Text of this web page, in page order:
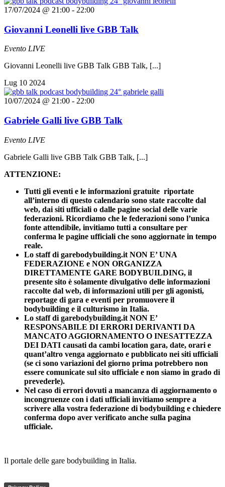
17/07/2024 @ 21:00 - 22:00
Giovanni Leonelli live GBB Talk
Evento LIVE
Giovanni Leonelli live GBB Talk GBB Talk, [...]
Lug 10 2024
10/07/2024 @ 21:00 - 22:00
Gabriele Galli live GBB Talk
Evento LIVE
Gabriele Galli live GBB Talk GBB Talk, [...]
ATTENZIONE:
Tutti gli eventi e le informazioni gratuite riportate
all’interno di questo calendario sono state raccolte dal
web, dai siti ufficiali o dalle pagine social delle varie
federazioni. Ricordiamo che le federazioni sono l’unica
fonte attendibile, invitiamo tutti a consultare per
conferma le pagine ufficiali che sono aggiornate in tempo
reale.
Lo staff di garebodybuilding.it NON E’ UNA
FEDERAZIONE e NON ORGANIZZA
DIRETTAMENTE GARE BODYBUILDING, il
presente sito è solamente divulgativo delle informazioni
raccolte dal web, di informazioni utili per gli agonisti,
reportage di gara e eventi per promuovere il
bodybuilding e il culturismo in Italia.
Lo staff di garebodybuilding.it NON E’
RESPONSABILE DI ERRORI DERIVANTI DA
MANCATO AGGIORNAMENTO O INESATTEZZA
DEI DATI causati da cambi location gara, date, orari e
quant’altro venga aggiornato e pubblicato nei siti ufficiali
(se ci sono variazioni del giorno prima potrebbero non
essere comunicate sul sito ufficiale e non siamo in grado di
prevederle).
Nel caso di errori dovuti a mancanza di aggiornamento o
incongruenze con i dati ufficiali invitiamo sempre a
scrivere alla vostra federazione di bodybuilding e chiedere
conferma dopo aver verificato anche sulla pagina
ufficiale.
Il portale delle gare bodybuilding in Italia.